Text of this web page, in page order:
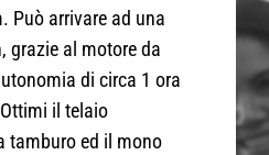
Può arrivare ad una
grazie al motore da
di circa 1 ora
il telaio
tamburo ed il mono